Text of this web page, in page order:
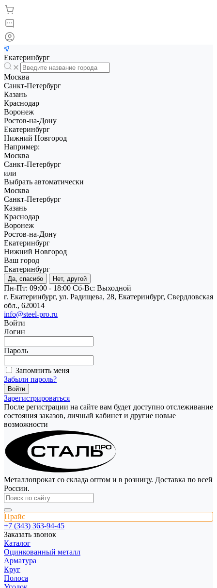
Екатеринбург
Москва
Санкт-Петербург
Казань
Краснодар
Воронеж
Ростов-на-Дону
Екатеринбург
Нижний Новгород
Например:
Москва
Санкт-Петербург
или
Выбрать автоматически
Москва
Санкт-Петербург
Казань
Краснодар
Воронеж
Ростов-на-Дону
Екатеринбург
Нижний Новгород
Ваш город
Екатеринбург
Да, спасибо Нет, другой
Пн-Пт: 09:00 - 18:00 Cб-Вс: Выходной
г. Екатеринбург, ул. Радищева, 28, Екатеринбург, Свердловская
обл., 620014
info@steel-pro.ru
Войти
Логин
Пароль
Запомнить меня
Забыли пароль?
Зарегистрироваться
После регистрации на сайте вам будет доступно отслеживание
состояния заказов, личный кабинет и другие новые
возможности
Металлопрокат со склада оптом и в розницу. Доставка по всей
России.
Прайс
+7 (343) 363-94-45
Заказать звонок
Каталог
Оцинкованный металл
Арматура
Круг
Полоса